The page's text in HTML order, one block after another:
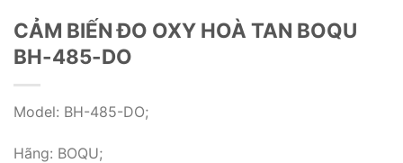
CẢM BIẾN ĐO OXY HOÀ TAN BOQU
BH-485-DO
Model: BH-485-DO;
Hãng: BOQU;